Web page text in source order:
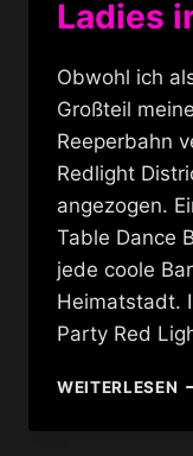
Ladies
Obwohl ich
Großteil
Reeperbahn
Redlight
angezogen.
Table Dance
jede coole
Heimatstadt.
Party Red
WEITERLESEN